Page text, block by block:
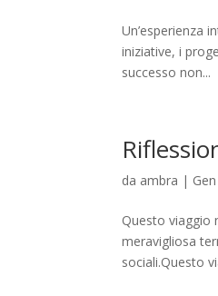
Un’esperienza
iniziative, i
successo non...
da ambra |
Questo viaggio
meravigliosa
sociali.Questo